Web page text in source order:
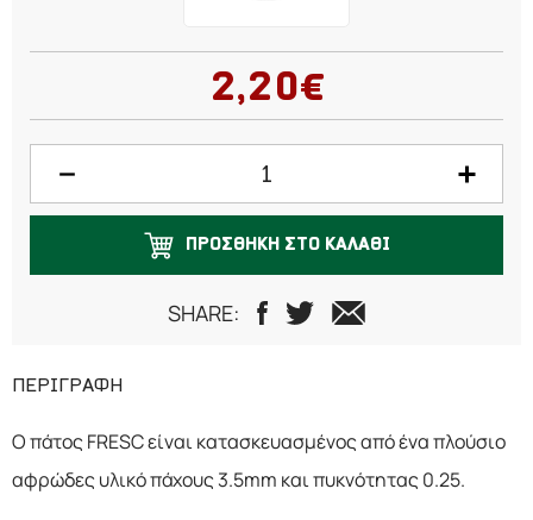
2,20€
ΠΡΟΣΘΗΚΗ ΣΤΟ ΚΑΛΑΘΙ
SHARE:
ΠΕΡΙΓΡΑΦΗ
Ο πάτος FRESC είναι κατασκευασμένος από ένα πλούσιο
αφρώδες υλικό πάχους 3.5mm και πυκνότητας 0.25.